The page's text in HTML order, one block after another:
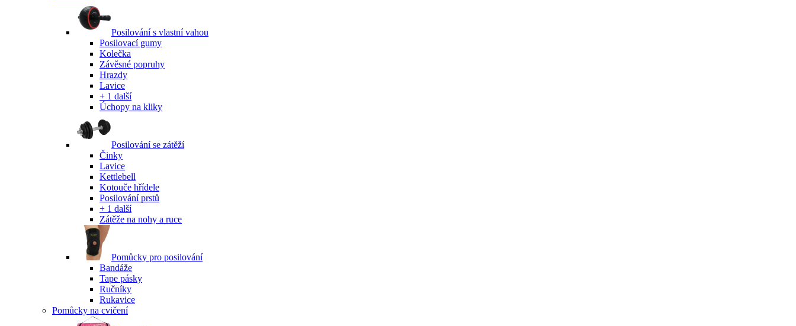
Posilování s vlastní vahou
Posilovací gumy
Kolečka
Závěsné popruhy
Hrazdy
Lavice
+ 1 další
Úchopy na kliky
Posilování se zátěží
Činky
Lavice
Kettlebell
Kotouče hřídele
Posilování prstů
+ 1 další
Zátěže na nohy a ruce
Pomůcky pro posilování
Bandáže
Tape pásky
Ručníky
Rukavice
Pomůcky na cvičení